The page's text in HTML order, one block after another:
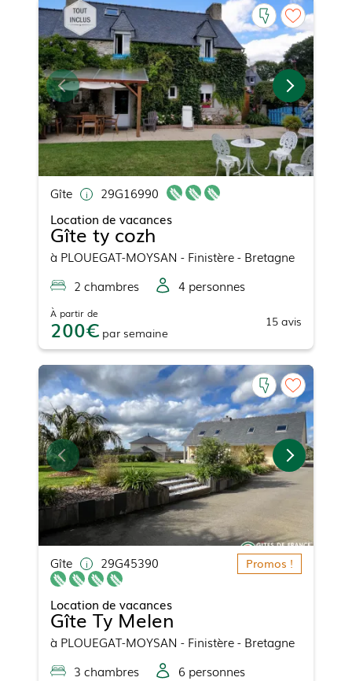
Gîte
29G16990
Location de vacances
Gîte ty cozh
à PLOUEGAT-MOYSAN - Finistère - Bretagne
2 chambres 4 personnes
À partir de
200 par semaine
15 avis
Gîte 29G45390 Promos !
Location de vacances
Gîte Ty Melen
à PLOUEGAT-MOYSAN - Finistère - Bretagne
3 chambres 6 personnes